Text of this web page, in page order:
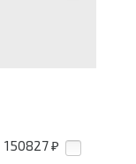
150827 ₽